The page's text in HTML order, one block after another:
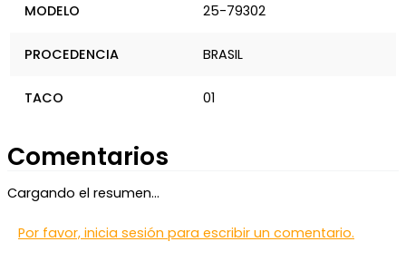
MODELO 25-79302
PROCEDENCIA BRASIL
TACO 01
Comentarios
Cargando el resumen…
Por favor, inicia sesión para escribir un comentario.